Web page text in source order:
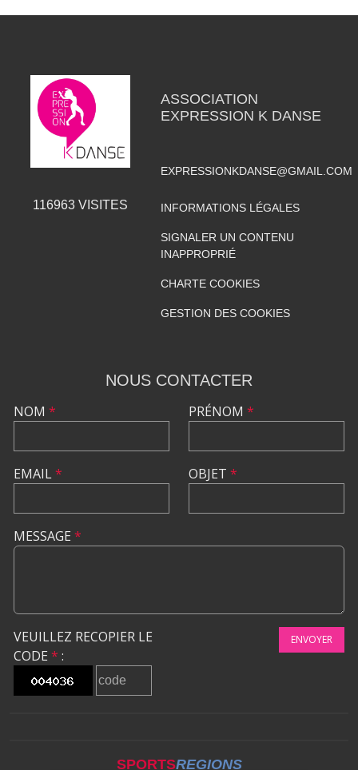
116963VISITES
ASSOCIATION
EXPRESSION K DANSE
EXPRESSIONKDANSE@GMAIL.COM
INFORMATIONS LÉGALES
SIGNALER UN CONTENU
INAPPROPRIÉ
CHARTE COOKIES
GESTION DES COOKIES
NOUS CONTACTER
NOM *
EMAIL*
PRÉNOM *
OBJET *
MESSAGE *
VEUILLEZ RECOPIER LE
CODE * :
ENVOYER
SPORTSREGIONS